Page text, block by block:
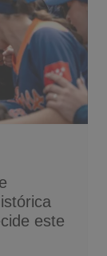
este